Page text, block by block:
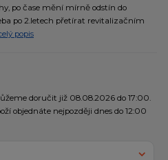
po čase mění mírně odstín do
po 2.letech přetírat revitalizačním
popis
doručit již 08.08.2026 do 17:00.
objednáte nejpozději dnes do 12:00